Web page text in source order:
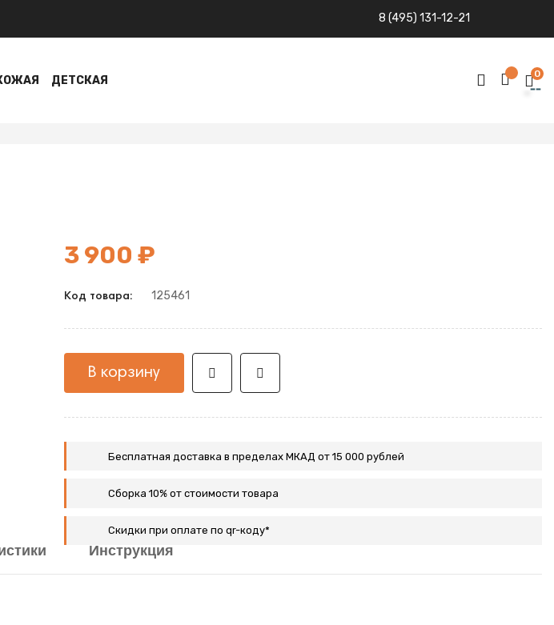
8 (495) 131-12-21
ДЕТСКАЯ
0
3 900 ₽
Код товара: 125461
В корзину
Бесплатная доставка в пределах МКАД от 15 000 рублей
Сборка 10% от стоимости товара
Скидки при оплате по qr-коду*
Инструкция